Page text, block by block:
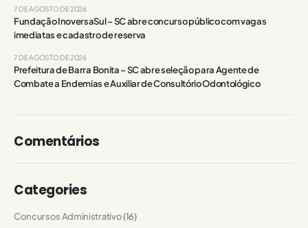
Fundação InoversaSul – SC abre concurso público com vagas
imediatas e cadastro de reserva
7 DE AGOSTO DE 2026
Prefeitura de Barra Bonita – SC abre seleção para Agente de
Combate a Endemias e Auxiliar de Consultório Odontológico
7 DE AGOSTO DE 2026
Comentários
Categories
Concursos Administrativo(16)